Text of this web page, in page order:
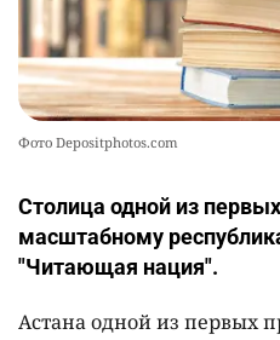
Фото Depositphotos.com
Столица одной из
масштабному
"Читающая нация".
Астана одной из первых